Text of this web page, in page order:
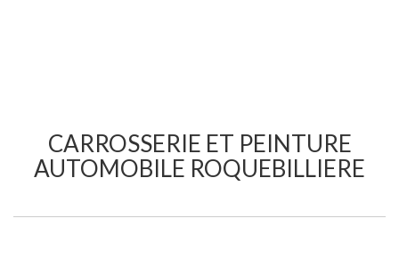
CARROSSERIE ET PEINTURE
AUTOMOBILE ROQUEBILLIERE